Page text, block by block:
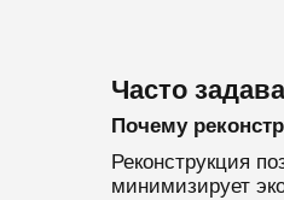
Часто
Почему
Реконструкция
минимизирует